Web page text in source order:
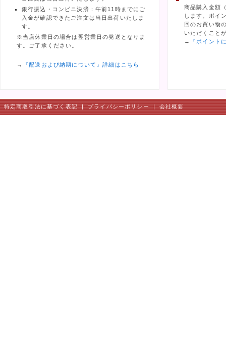
特定商取引法に基づく表記 | プライバシーポリシー | 会社概要
銀行振込・コンビニ決済：午前11時までにご
入金が確認できたご注文は当日出荷いたしま
す。
※当店休業日の場合は翌営業日の発送となりま
す。ご了承ください。
→ 『配送および納期について』詳細はこちら
商品購入金額
します。ポイ
回のお買い物
いただくこと
→
『ポイント